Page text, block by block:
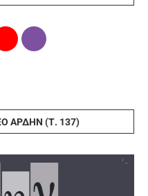
ΆΡΔΗΝ (Τ. 137)